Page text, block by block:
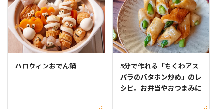
ハロウィンおでん鍋
5分で作れる「ちくわアス
パラのバタポン炒め」のレ
シピ。お弁当やおつまみに